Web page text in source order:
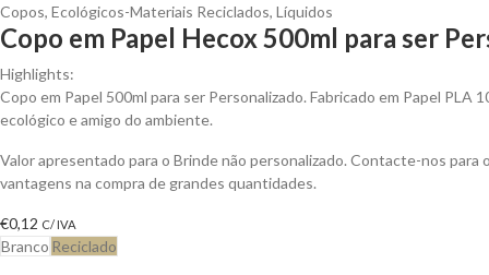
Copos, Ecológicos-Materiais Reciclados, Líquidos
Copo em Papel Hecox 500ml para ser
Highlights:
Copo em Papel 500ml para ser Personalizado. Fabricado em Papel PLA
ecológico e amigo do ambiente.
Valor apresentado para o Brinde não personalizado. Contacte-nos para
vantagens na compra de grandes quantidades.
€0,12 C/ IVA
Branco Reciclado